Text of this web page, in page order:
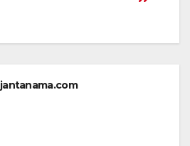
jantanama.com